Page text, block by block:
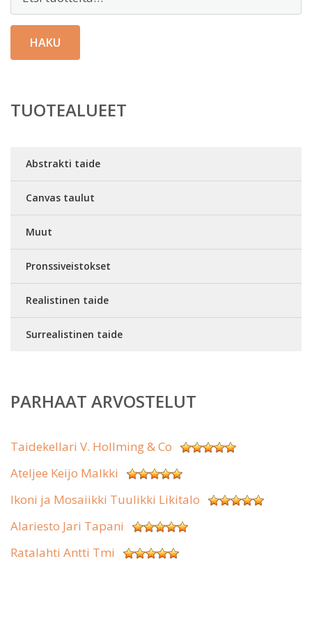
HAKU
TUOTEALUEET
Abstrakti taide
Canvas taulut
Muut
Pronssiveistokset
Realistinen taide
Surrealistinen taide
PARHAAT ARVOSTELUT
Taidekellari V. Hollming & Co
Ateljee Keijo Malkki
Ikoni ja Mosaiikki Tuulikki Likitalo
Alariesto Jari Tapani
Ratalahti Antti Tmi